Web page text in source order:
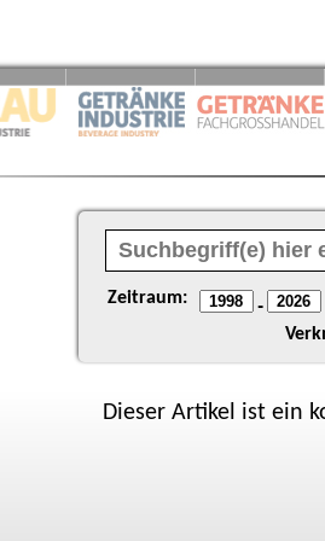
Zeitraum: -
Dieser Artikel ist ein